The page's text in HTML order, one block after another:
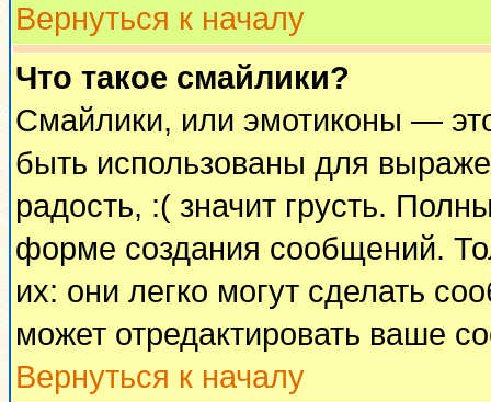
Вернуться к началу
Что такое смайлики?
Смайлики, или эмотиконы —
быть использованы для
радость, :( значит грусть.
форме создания сообщений.
их: они легко могут сделать
может отредактировать ваше
Вернуться к началу